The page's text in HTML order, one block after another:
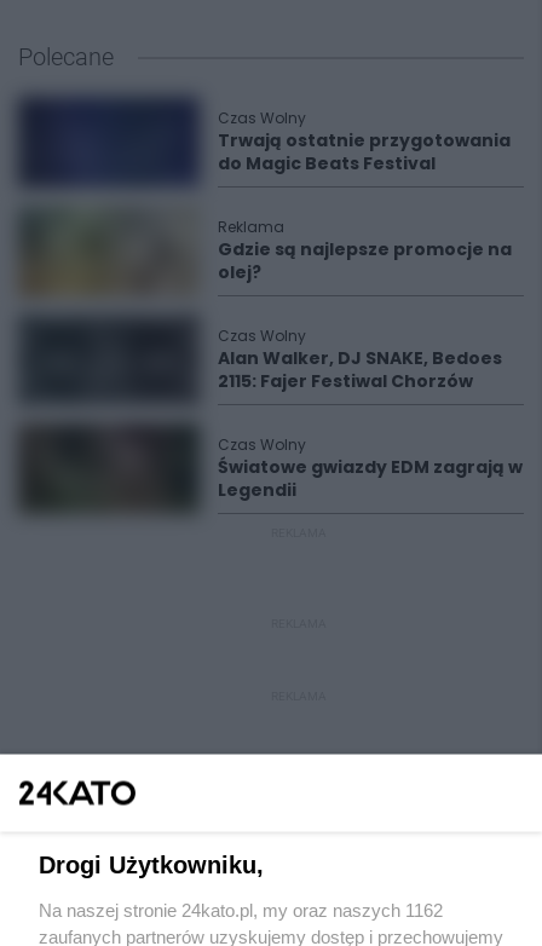
Polecane
Czas Wolny
Trwają ostatnie przygotowania
do Magic Beats Festival
Reklama
Gdzie są najlepsze promocje na
olej?
Czas Wolny
Alan Walker, DJ SNAKE, Bedoes
2115: Fajer Festiwal Chorzów
Czas Wolny
Światowe gwiazdy EDM zagrają w
Legendii
Wydawca mediów lokalnych
Drogi Użytkowniku,
Na naszej stronie 24kato.pl, my oraz naszych 1162
zaufanych partnerów uzyskujemy dostęp i przechowujemy